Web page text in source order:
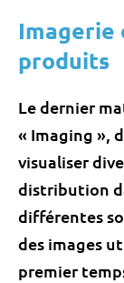
Imagerie
produits
Le dernier
« Imaging »,
visualiser
distribution
différentes
des images
premier